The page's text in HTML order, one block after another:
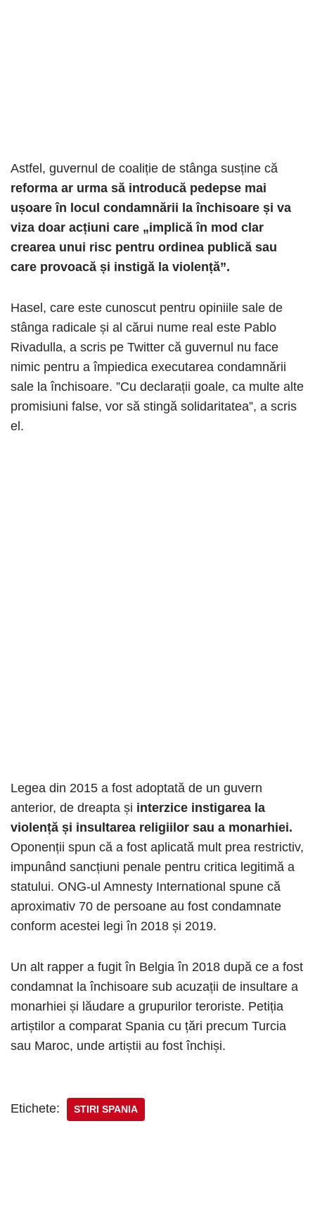
Astfel, guvernul de coaliție de stânga susține că
reforma ar urma să introducă pedepse mai
ușoare în locul condamnării la închisoare și va
viza doar acțiuni care „implică în mod clar
crearea unui risc pentru ordinea publică sau
care provoacă și instigă la violență”.
Hasel, care este cunoscut pentru opiniile sale de
stânga radicale și al cărui nume real este Pablo
Rivadulla, a scris pe Twitter că guvernul nu face
nimic pentru a împiedica executarea condamnării
sale la închisoare. ”Cu declarații goale, ca multe alte
promisiuni false, vor să stingă solidaritatea”, a scris
el.
Legea din 2015 a fost adoptată de un guvern
anterior, de dreapta și interzice instigarea la
violență și insultarea religiilor sau a monarhiei.
Oponenții spun că a fost aplicată mult prea restrictiv,
impunând sancțiuni penale pentru critica legitimă a
statului. ONG-ul Amnesty International spune că
aproximativ 70 de persoane au fost condamnate
conform acestei legi în 2018 și 2019.
Un alt rapper a fugit în Belgia în 2018 după ce a fost
condamnat la închisoare sub acuzații de insultare a
monarhiei și lăudare a grupurilor teroriste. Petiția
artiștilor a comparat Spania cu țări precum Turcia
sau Maroc, unde artiștii au fost închiși.
Etichete: STIRI SPANIA